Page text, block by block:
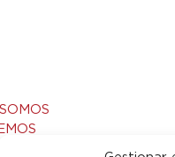
Y RECURSOS